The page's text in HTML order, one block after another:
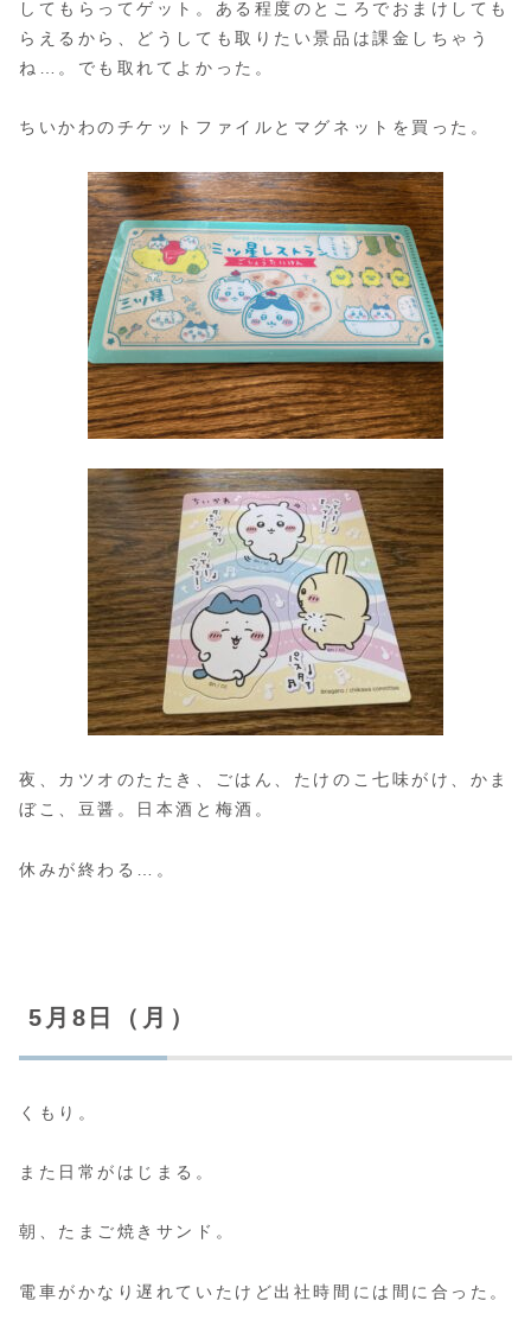
してもらってゲット。ある程度のところでおまけしても
らえるから、どうしても取りたい景品は課金しちゃう
ね…。でも取れてよかった。
ちいかわのチケットファイルとマグネットを買った。
夜、カツオのたたき、ごはん、たけのこ七味がけ、かま
ぼこ、豆醤。日本酒と梅酒。
休みが終わる…。
5月8日（月）
くもり。
また日常がはじまる。
朝、たまご焼きサンド。
電車がかなり遅れていたけど出社時間には間に合った。